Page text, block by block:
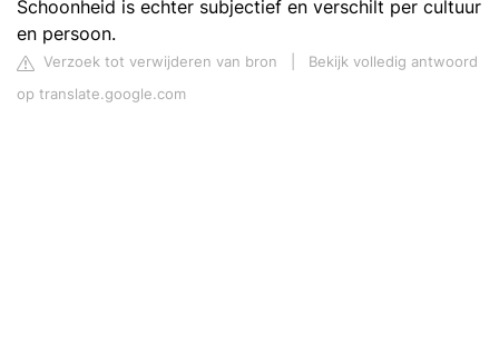
Schoonheid is echter subjectief en verschilt per cultuur
en persoon.
Verzoek tot verwijderen van bron
Bekijk volledig antwoord
op translate.google.com